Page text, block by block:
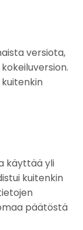
versiota,
käyttää yli
kuitenkin
päätöstä